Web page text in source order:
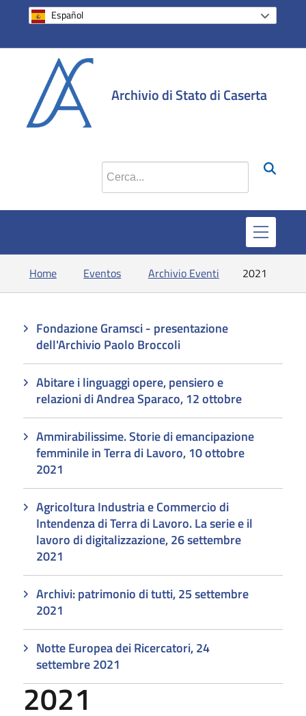
Español
Archivio di Stato di Caserta
Cerca nel sito
Home Eventos Archivio Eventi 2021
Fondazione Gramsci - presentazione
dell'Archivio Paolo Broccoli
Abitare i linguaggi opere, pensiero e
relazioni di Andrea Sparaco, 12 ottobre
Ammirabilissime. Storie di emancipazione
femminile in Terra di Lavoro, 10 ottobre
2021
Agricoltura Industria e Commercio di
Intendenza di Terra di Lavoro. La serie e il
lavoro di digitalizzazione, 26 settembre
2021
Archivi: patrimonio di tutti, 25 settembre
2021
Notte Europea dei Ricercatori, 24
settembre 2021
2021